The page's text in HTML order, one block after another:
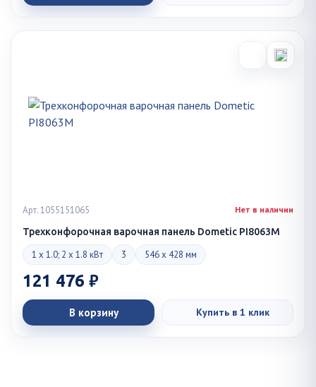
Арт. 1055151065 Нет в наличии
Трехконфорочная варочная панель Dometic PI8063M
1 x 1.0; 2 x 1.8 кВт 3 546 x 428 мм
121 476 ₽
В корзину Купить в 1 клик